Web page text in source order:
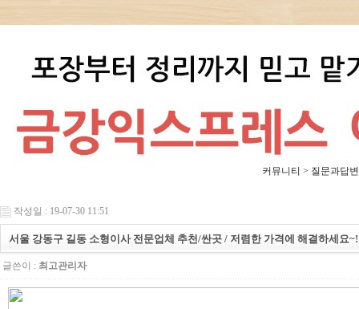
커뮤니티 > 질문과답변
작성일 : 19-07-30 11:51
서울 강동구 길동 소형이사 전문업체 추천/싼곳 / 저렴한 가격에 해결하세요~!
글쓴이 : 최고관리자